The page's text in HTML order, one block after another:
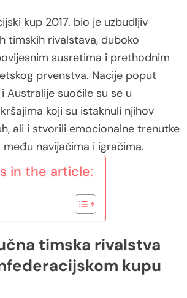
kup 2017. bio je uzbudljiv
timskih rivalstava, duboko
susretima i prethodnim
prvenstva. Nacije poput
Australije suočile su se u
koji su istaknuli njihov
ali i stvorili emocionalne trenutke
među navijačima i igračima.
in the article:
timska rivalstva
kupu